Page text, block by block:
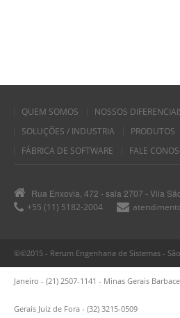
QUEM SOMOS
NOSSOS
SOLUÇÕES / INDUSTRIA
PRODUTOS
FÁBRICA DE SOFTWARE
FALE
Rua Enxovia, 472 - sala 2707 - Vila
+55 (11) 5182-2004
©©2015 - Rerum Engenharia de Sistemas -
Janeiro - (21) 2507-1141 - Minas Gerais
Gerais Juiz de Fora - (32) 3215-0509